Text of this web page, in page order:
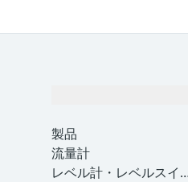
製品
流量計
レベル計・レベルスイ